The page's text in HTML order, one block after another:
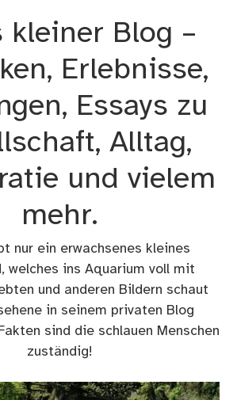
kleiner Blog –
Erlebnisse,
Essays zu
Alltag,
und vielem
mehr.
nur ein erwachsenes kleines
welches ins Aquarium voll mit
und anderen Bildern schaut
in seinem privaten Blog
sind die schlauen Menschen
zuständig!